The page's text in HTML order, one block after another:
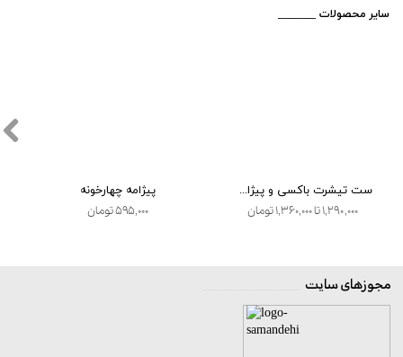
پیژامه چهارخونه
۵۹۵,۰۰۰ تومان
ست تیشرت باکسی و پیژامه (6طرح)
۱,۲۹۰,۰۰۰ تا ۱,۳۶۰,۰۰۰ تومان
​_______ سایر محصولات
مجوزهای سایت